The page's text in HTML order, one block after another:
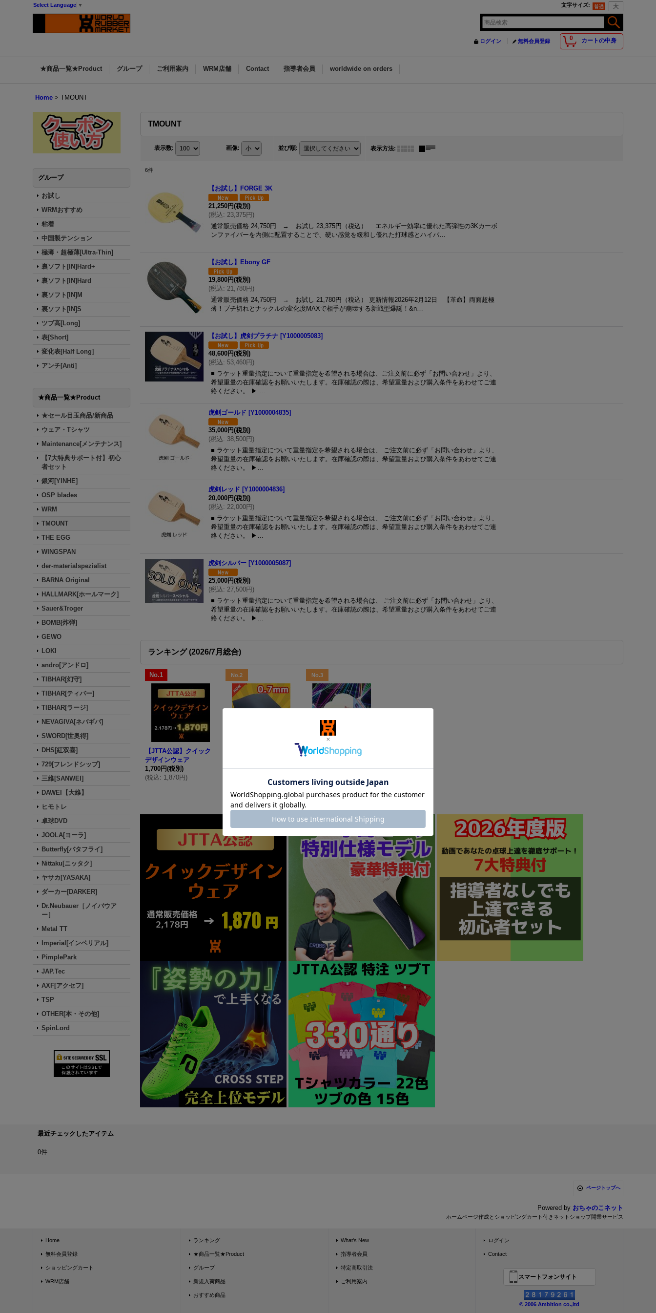
Select Language ▼ 文字サイズ:
0 カートの中身
ログイン 無料会員登録
★商品一覧★Product グループ ご利用案内 WRM店舗 Contact 指導者会員 worldwide on orders
Home > TMOUNT
グループ
お試し
WRMおすすめ
粘着
中国製テンション
極薄・超極薄[Ultra-Thin]
裏ソフト[IN]Hard+
裏ソフト[IN]Hard
裏ソフト[IN]M
裏ソフト[IN]S
ツブ高[Long]
表[Short]
変化表[Half Long]
アンチ[Anti]
★商品一覧★Product
★セール目玉商品/新商品
ウェア・Tシャツ
Maintenance[メンテナンス]
【7大特典サポート付】初心
者セット
銀河[YINHE]
OSP blades
WRM
TMOUNT
THE EGG
WINGSPAN
der-materialspezialist
BARNA Original
HALLMARK[ホールマーク]
Sauer&Troger
BOMB[炸弾]
GEWO
LOKI
andro[アンドロ]
TIBHAR[幻守]
TIBHAR[ティバー]
TIBHAR[ラージ]
NEVAGIVA[ネバギバ]
SWORD[世奥得]
DHS[紅双喜]
729[フレンドシップ]
三維[SANWEI]
DAWEI【大維】
ヒモトレ
卓球DVD
JOOLA[ヨーラ]
Butterfly[バタフライ]
Nittaku[ニッタク]
ヤサカ[YASAKA]
ダーカー[DARKER]
Dr.Neubauer［ノイバウア
ー］
Metal TT
Imperial[インペリアル]
PimplePark
JAP.Tec
AXF[アクセフ]
TSP
OTHER[本・その他]
SpinLord
TMOUNT
表示数: 画像: 並び順: 表示方法:
6件
【お試し】FORGE 3K
21,250円(税別)
(税込: 23,375円)
通常販売価格 24,750円 → お試し 23,375円（税込） エネルギー効率に優れた高弾性の3Kカーボ
ンファイバーを内側に配置することで、硬い感覚を緩和し優れた打球感とハイパ…
【お試し】Ebony GF
19,800円(税別)
(税込: 21,780円)
通常販売価格 24,750円 → お試し 21,780円（税込） 更新情報2026年2月12日 【革命】両面超極
薄！ブチ切れとナックルの変化度MAXで相手が崩壊する新戦型爆誕！&n…
【お試し】虎剣プラチナ [Y1000005083]
48,600円(税別)
(税込: 53,460円)
■ ラケット重量指定について重量指定を希望される場合は、ご注文前に必ず「お問い合わせ」より、
希望重量の在庫確認をお願いいたします。在庫確認の際は、希望重量および購入条件をあわせてご連
絡ください。 ▶ …
虎剣ゴールド [Y1000004835]
35,000円(税別)
(税込: 38,500円)
■ ラケット重量指定について重量指定を希望される場合は、 ご注文前に必ず「お問い合わせ」より、
希望重量の在庫確認をお願いいたします。在庫確認の際は、希望重量および購入条件をあわせてご連
絡ください。 ▶…
虎剣レッド [Y1000004836]
20,000円(税別)
(税込: 22,000円)
■ ラケット重量指定について重量指定を希望される場合は、 ご注文前に必ず「お問い合わせ」より、
希望重量の在庫確認をお願いいたします。在庫確認の際は、希望重量および購入条件をあわせてご連
絡ください。 ▶…
虎剣シルバー [Y1000005087]
25,000円(税別)
(税込: 27,500円)
■ ラケット重量指定について重量指定を希望される場合は、 ご注文前に必ず「お問い合わせ」より、
希望重量の在庫確認をお願いいたします。在庫確認の際は、希望重量および購入条件をあわせてご連
絡ください。 ▶…
ランキング (2026/7月総合)
No.1
【JTTA公認】クイック
デザインウェア
1,700円(税別)
(税込: 1,870円)
No.2
0.7mm]WRM custom-m
税込: 3,850円)
No.3
【お試し】Stallion
17,500円(税別)
税込 :
最近チェックしたアイテム
0件
ページトップへ
Powered by おちゃのこネット
ホームページ作成とショッピングカート付きネットショップ開業サービス
Home
無料会員登録
ショッピングカート
WRM店舗
ランキング
★商品一覧★Product
グループ
新規入荷商品
おすすめ商品
What's New
指導者会員
特定商取引法
ご利用案内
ログイン
Contact
スマートフォンサイト
© 2006 Ambition co.,ltd